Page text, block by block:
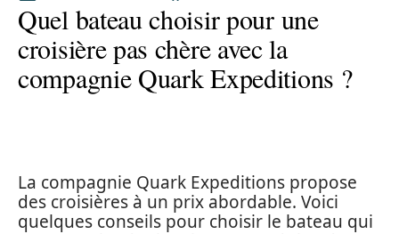
Quel bateau choisir pour une
croisière pas chère avec la
compagnie Quark Expeditions ?
La compagnie Quark Expeditions propose
des croisières à un prix abordable. Voici
quelques conseils pour choisir le bateau qui